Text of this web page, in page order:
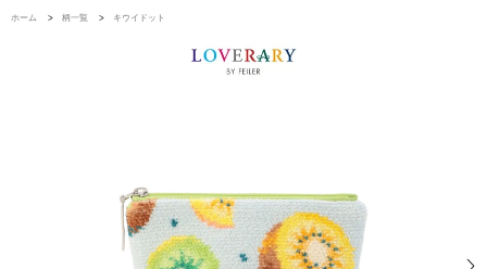
ホーム > 柄一覧 > キウイドット